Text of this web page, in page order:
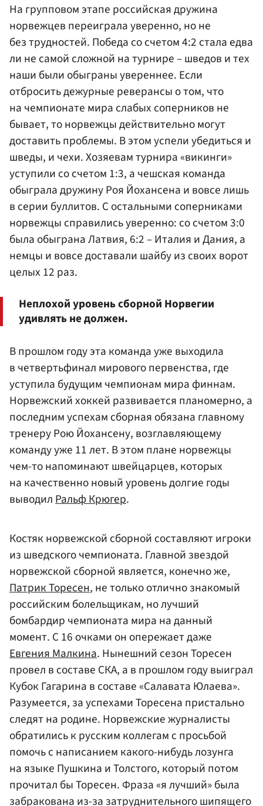
На групповом этапе российская дружина
норвежцев переиграла уверенно, но не
без трудностей. Победа со счетом 4:2 стала едва
ли не самой сложной на турнире – шведов и тех
наши были обыграны увереннее. Если
отбросить дежурные реверансы о том, что
на чемпионате мира слабых соперников не
бывает, то норвежцы действительно могут
доставить проблемы. В этом успели убедиться и
шведы, и чехи. Хозяевам турнира «викинги»
уступили со счетом 1:3, а чешская команда
обыграла дружину Роя Йохансена и вовсе лишь
в серии буллитов. С остальными соперниками
норвежцы справились уверенно: со счетом 3:0
была обыграна Латвия, 6:2 – Италия и Дания, а
немцы и вовсе доставали шайбу из своих ворот
целых 12 раз.
Неплохой уровень сборной Норвегии
удивлять не должен.
В прошлом году эта команда уже выходила
в четвертьфинал мирового первенства, где
уступила будущим чемпионам мира финнам.
Норвежский хоккей развивается планомерно, а
последним успехам сборная обязана главному
тренеру Рою Йохансену, возглавляющему
команду уже 11 лет. В этом плане норвежцы
чем-то напоминают швейцарцев, которых
на качественно новый уровень долгие годы
выводилРальф Крюгер.
Костяк норвежской сборной составляют игроки
из шведского чемпионата. Главной звездой
норвежской сборной является, конечно же,
Патрик Торесен, не только отлично знакомый
российским болельщикам, но лучший
бомбардир чемпионата мира на данный
момент. С 16 очками он опережает даже
Евгения Малкина. Нынешний сезон Торесен
провел в составе СКА, а в прошлом году выиграл
Кубок Гагарина в составе «Салавата Юлаева».
Разумеется, за успехами Торесена пристально
следят на родине. Норвежские журналисты
обратились к русским коллегам с просьбой
помочь с написанием какого-нибудь лозунга
на языке Пушкина и Толстого, который потом
прочитал бы Торесен. Фраза «я лучший» была
забракована из-за затруднительного шипящего